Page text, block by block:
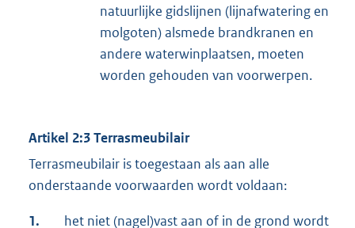
natuurlijke gidslijnen (lijnafwatering en
molgoten) alsmede brandkranen en
andere waterwinplaatsen, moeten
worden gehouden van voorwerpen.
Artikel 2:3 Terrasmeubilair
Terrasmeubilair is toegestaan als aan alle
onderstaande voorwaarden wordt voldaan:
1. het niet (nagel)vast aan of in de grond wordt